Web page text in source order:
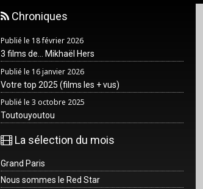
Chroniques
Publié le 18 février 2026
3 films de... Mikhaël Hers
Publié le 16 janvier 2026
Votre top 2025 (films les + vus)
Publié le 3 octobre 2025
Toutouyoutou
La sélection du mois
Grand Paris
Nous sommes le Red Star